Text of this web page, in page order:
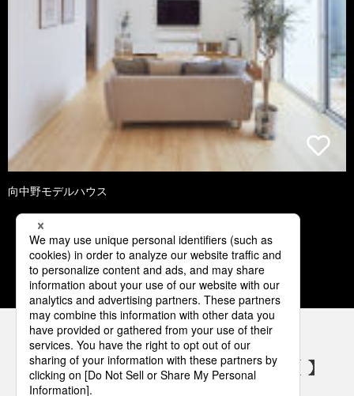
向中野モデルハウス
1 2 3 4 5
パナソニックの電気設備 SNSアカウント